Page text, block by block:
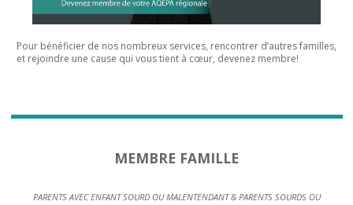
Pour bénéficier de nos nombreux services, rencontrer d’autres familles,
et rejoindre une cause qui vous tient à cœur, devenez membre!
MEMBRE FAMILLE
PARENTS AVEC ENFANT SOURD OU MALENTENDANT & PARENTS SOURDS OU